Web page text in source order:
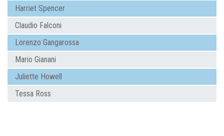
Harriet Spencer
Claudio Falconi
Lorenzo Gangarossa
Mario Gianani
Juliette Howell
Tessa Ross